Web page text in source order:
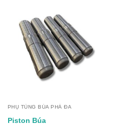
PHỤ TÙNG BÚA PHÁ ĐA
Piston Búa